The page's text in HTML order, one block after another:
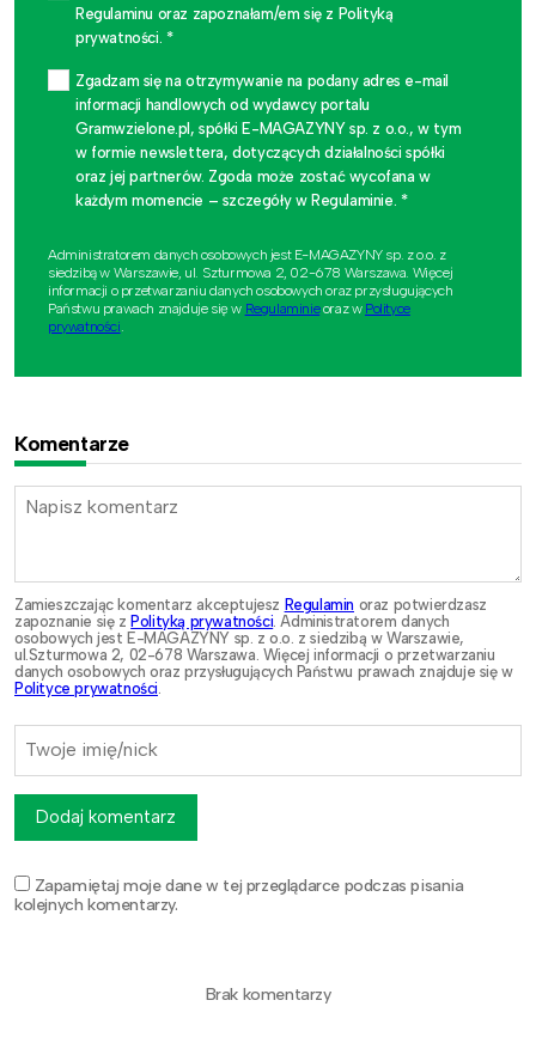
Regulaminu oraz zapoznałam/em się z Polityką
prywatności. *
Zgadzam się na otrzymywanie na podany adres e-mail
informacji handlowych od wydawcy portalu
Gramwzielone.pl, spółki E-MAGAZYNY sp. z o.o., w tym
w formie newslettera, dotyczących działalności spółki
oraz jej partnerów. Zgoda może zostać wycofana w
każdym momencie – szczegóły w Regulaminie. *
Administratorem danych osobowych jest E-MAGAZYNY sp. z o.o. z
siedzibą w Warszawie, ul. Szturmowa 2, 02-678 Warszawa. Więcej
informacji o przetwarzaniu danych osobowych oraz przysługujących
Państwu prawach znajduje się w Regulaminieoraz w Polityce
prywatności.
Komentarze
Zamieszczając komentarz akceptujesz Regulamin oraz potwierdzasz
zapoznanie się zPolityką prywatności . Administratorem danych
osobowych jest E-MAGAZYNY sp. z o.o. z siedzibą w Warszawie,
ul.Szturmowa 2, 02-678 Warszawa. Więcej informacji o przetwarzaniu
danych osobowych oraz przysługujących Państwu prawach znajduje się w
Polityce prywatności
Zapamiętaj moje dane w tej przeglądarce podczas pisania
kolejnych komentarzy.
Dodaj komentarz
Brak komentarzy